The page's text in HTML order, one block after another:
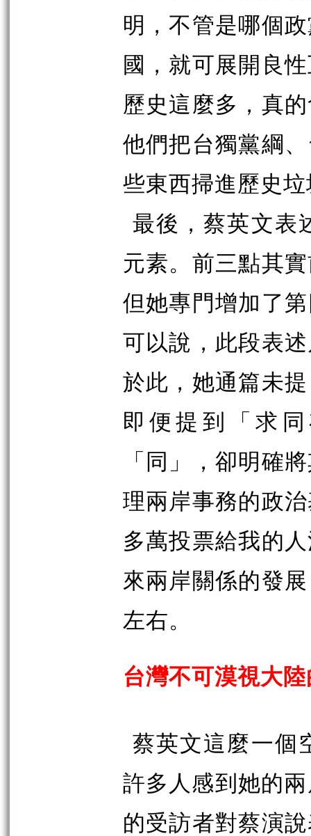
明，不管是哪個
國，就可展開良
歷史這麼多，真
他們把台獨黨綱
些東西掃進歷史
最後，蔡英文表
元素。前三點其
但她專門增加了
可以說，此段表
於此，她通篇未
即便提到「求
「同」，卻明確
理兩岸事務的政
多萬投票給我的
來兩岸關係的發
左右。
台灣不可漠視大
蔡英文這麼一個
許多人感到她的
的受訪者對蔡演